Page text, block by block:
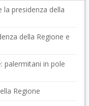
la presidenza della
della Regione e
palermitani in pole
Regione